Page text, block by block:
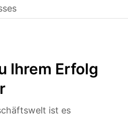
Ihrem Erfolg
ist es